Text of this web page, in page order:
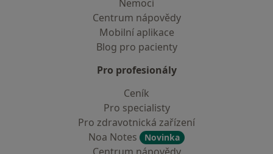
Nemoci
Centrum nápovědy
Mobilní aplikace
Blog pro pacienty
Pro profesionály
Ceník
Pro specialisty
Pro zdravotnická zařízení
Noa Notes
Novinka